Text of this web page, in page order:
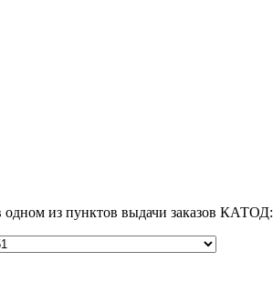
одном из пунктов выдачи заказов КАТОД: